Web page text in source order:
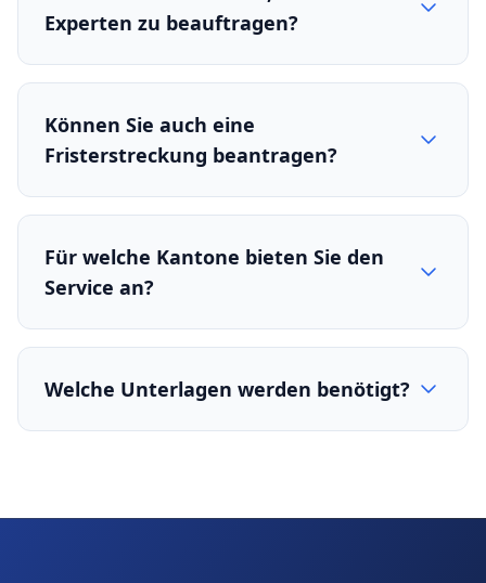
Experten zu beauftragen?
Können Sie auch eine
Fristerstreckung beantragen?
Für welche Kantone bieten Sie den
Service an?
Welche Unterlagen werden benötigt?